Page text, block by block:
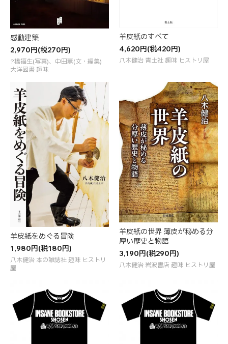
感動建築
2,970円(税270円)
?橋福生(写真)、中田薫(文・編集)
大洋図書 趣味
羊皮紙のすべて
4,620円(税420円)
八木健治 青土社 趣味 ヒストリ屋
羊皮紙をめぐる冒険
1,980円(税180円)
八木健治 本の雑誌社 趣味 ヒストリ
屋
羊皮紙の世界 薄皮が秘める分
厚い歴史と物語
3,190円(税290円)
八木健治 岩波書店 趣味 ヒストリ屋